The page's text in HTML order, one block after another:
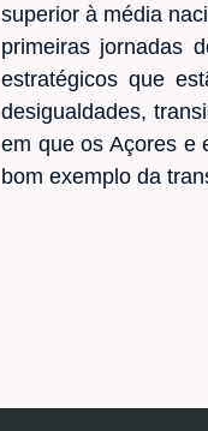
superior à média
primeiras jornadas
estratégicos que
desigualdades,
em que os Açores e
bom exemplo da